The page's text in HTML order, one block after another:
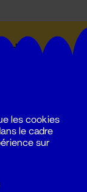
les cookies
le cadre
sur